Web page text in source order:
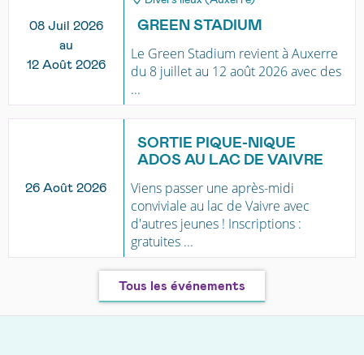
08 Juil 2026
au
12 Août 2026
GREEN STADIUM
Le Green Stadium revient à Auxerre
du 8 juillet au 12 août 2026 avec des
...
26 Août 2026
SORTIE PIQUE-NIQUE
ADOS AU LAC DE VAIVRE
Viens passer une après-midi
conviviale au lac de Vaivre avec
d'autres jeunes ! Inscriptions :
gratuites ...
Tous les événements